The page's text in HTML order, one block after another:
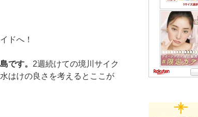
ドへ！
です。 2週続けての境川サイク
はけの良さを考えるとここが